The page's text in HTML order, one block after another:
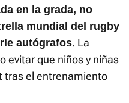
en la grada, no
mundial del rugby
autógrafos. La
evitar que niños y niñas
tras el entrenamiento